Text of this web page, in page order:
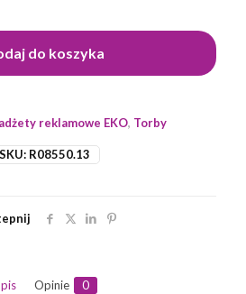
do koszyka
SKU: R08550.13
reklamowe EKO, Torby
Opinie 0